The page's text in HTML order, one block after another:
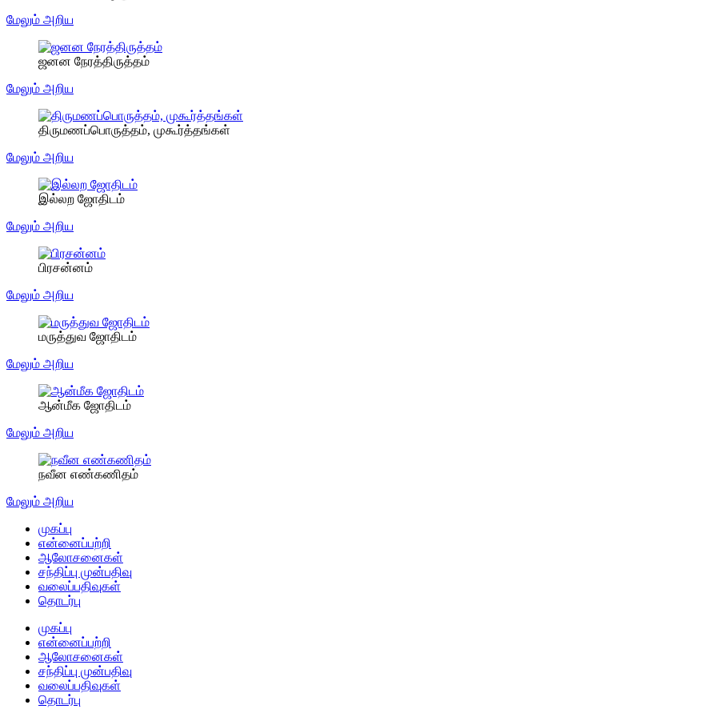
மேலும் அறிய
ஜனன நேரத்திருத்தம்
மேலும் அறிய
திருமணப்பொருத்தம், முகூர்த்தங்கள்
மேலும் அறிய
இல்லற ஜோதிடம்
மேலும் அறிய
பிரசன்னம்
மேலும் அறிய
மருத்துவ ஜோதிடம்
மேலும் அறிய
ஆன்மீக ஜோதிடம்
மேலும் அறிய
நவீன எண்கணிதம்
மேலும் அறிய
முகப்பு
என்னைப்பற்றி
ஆலோசனைகள்
சந்திப்பு முன்பதிவு
வலைப்பதிவுகள்
தொடர்பு
முகப்பு
என்னைப்பற்றி
ஆலோசனைகள்
சந்திப்பு முன்பதிவு
வலைப்பதிவுகள்
தொடர்பு